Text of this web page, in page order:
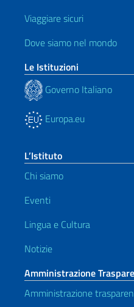
Viaggiare sicuri
Dove siamo nel mondo
Le Istituzioni
Governo Italiano
Europa.eu
L’Istituto
Chi siamo
Eventi
Lingua e Cultura
Notizie
Amministrazione
Amministrazione